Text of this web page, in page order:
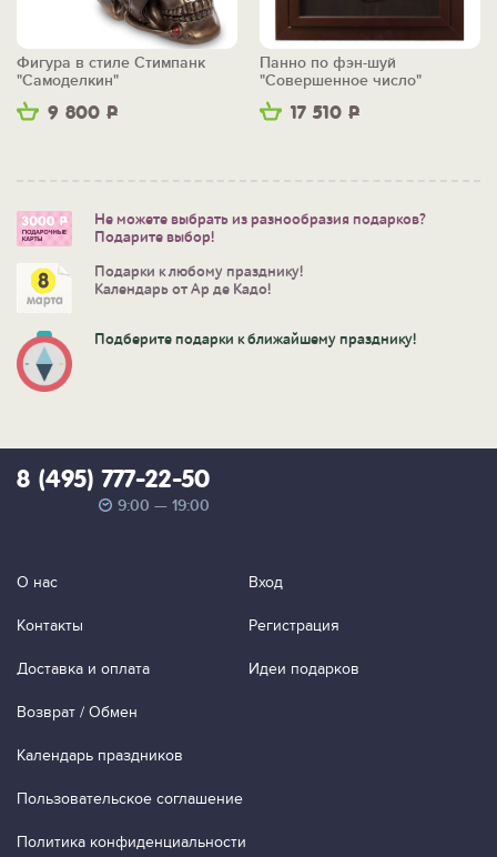
9 800 Р
Фигура в стиле Стимпанк
"Самоделкин"
17 510 Р
Панно по фэн-шуй
"Совершенное число"
Не можете выбрать из разнообразия подарков?
Подарите выбор!
Подарки к любому празднику!
Календарь от Ар де Кадо!
Подберите подарки к ближайшему празднику!
8 (495) 777-22-50
9:00 — 19:00
О нас
Контакты
Доставка и оплата
Возврат / Обмен
Календарь праздников
Пользовательское соглашение
Политика конфиденциальности
Вход
Регистрация
Идеи подарков